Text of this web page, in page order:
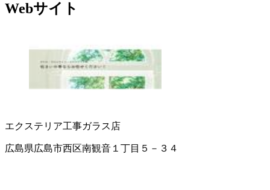
Webサイト
エクステリア工事ガラス店
広島県広島市西区南観音１丁目５－３４